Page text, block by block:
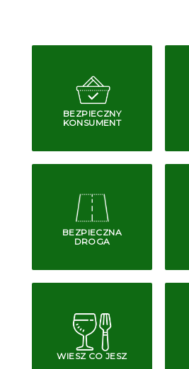
BEZPIECZNY
KONSUMENT
BEZPIECZNA
DROGA
WIESZ CO JESZ